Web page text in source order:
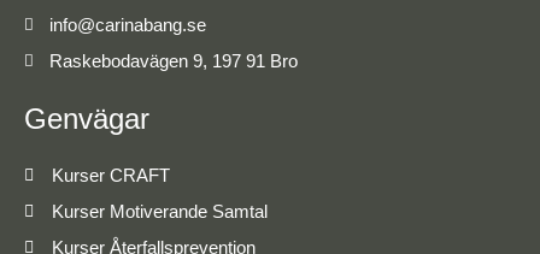
info@carinabang.se
Raskebodavägen 9, 197 91 Bro
Genvägar
Kurser CRAFT
Kurser Motiverande Samtal
Kurser Återfallsprevention